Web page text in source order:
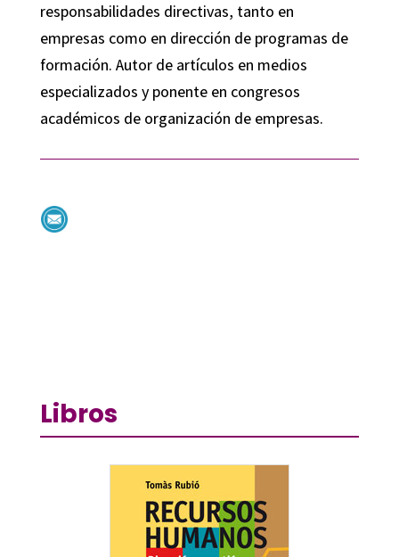
responsabilidades directivas, tanto en
empresas como en dirección de programas de
formación. Autor de artículos en medios
especializados y ponente en congresos
académicos de organización de empresas.
Libros